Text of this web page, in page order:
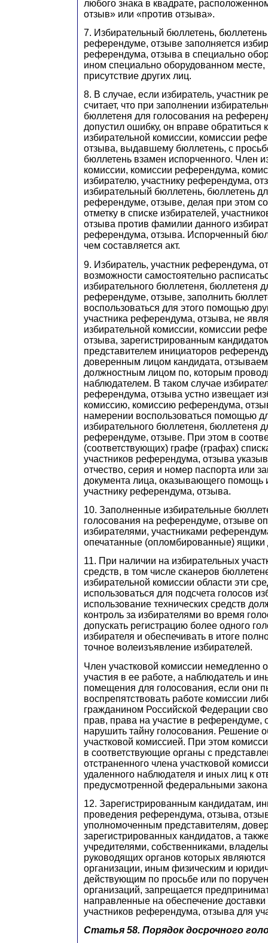
любого знака в квадрате,
отзыв» или «против отзыва».
7. Избирательный бюллетень,
референдуме, отзыве заполняется
референдума, отзыва в специально
ином специально оборудованном месте,
присутствие других лиц.
8. В случае, если избиратель, участник
считает, что при заполнении
бюллетеня для голосования на
допустил ошибку, он вправе обратиться
избирательной комиссии, комиссии
отзыва, выдавшему бюллетень, с
бюллетень взамен испорченного. Член
комиссии, комиссии референдума,
избирателю, участнику референдума,
избирательный бюллетень, бюллетень
референдуме, отзыве, делая при этом
отметку в списке избирателей,
отзыва против фамилии данного
референдума, отзыва. Испорченный
чем составляется акт.
9. Избиратель, участник референдума,
возможности самостоятельно
избирательного бюллетеня, бюллетеня
референдуме, отзыве, заполнить
воспользоваться для этого помощью
участника референдума, отзыва, не
избирательной комиссии, комиссии
отзыва, зарегистрированным
представителем инициаторов
доверенным лицом кандидата,
должностным лицом по, которым
наблюдателем. В таком случае
референдума, отзыва устно извещает
комиссию, комиссию референдума,
намерении воспользоваться помощью
избирательного бюллетеня, бюллетеня
референдуме, отзыве. При этом в
(соответствующих) графе (графах)
участников референдума, отзыва
отчество, серия и номер паспорта или
документа лица, оказывающего помощь
участнику референдума, отзыва.
10. Заполненные избирательные
голосования на референдуме, отзыве
избирателями, участниками
опечатанные (опломбированные) ящики
11. При наличии на избирательных
средств, в том числе сканеров
избирательной комиссии области эти
использоваться для подсчета голосов
использование технических средств
контроль за избирателями во время
допускать регистрацию более одного
избирателя и обеспечивать в итоге
точное волеизъявление избирателей.
Член участковой комиссии немедленно
участия в ее работе, а наблюдатель и
помещения для голосования, если они
воспрепятствовать работе комиссии
гражданином Российской Федерации
прав, права на участие в референдуме,
нарушить тайну голосования. Решение
участковой комиссией. При этом
в соответствующие органы с
отстраненного члена участковой
удаленного наблюдателя и иных лиц к
предусмотренной федеральными
12. Зарегистрированным кандидатам,
проведения референдума, отзыва,
уполномоченным представителям,
зарегистрированных кандидатов, а
учредителями, собственниками,
руководящих органов которых
организации, иным физическим и
действующим по просьбе или по
организаций, запрещается
направленные на обеспечение доставки
участников референдума, отзыва для
Статья 58. Порядок досрочного